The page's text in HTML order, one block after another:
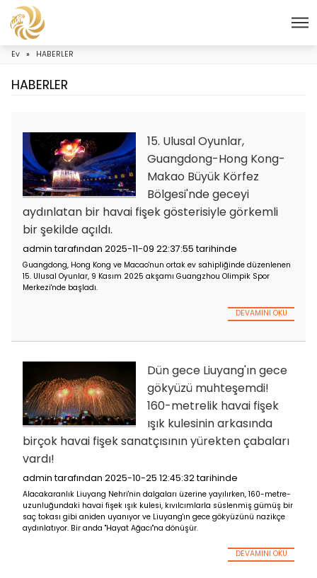
15. Ulusal Oyunlar,
Guangdong-Hong
Makao Büyük
Bölgesi'nde geceyi
aydınlatan bir havai fişek gösterisiyle
bir şekilde açıldı.
admin tarafından 2025-11-09 22:37:55 tarihinde
15. Ulusal Oyunlar, 9 Kasım 2025 akşamı Guangzhou Olimpik
Merkezi'nde başladı.
gökyüzü
160-metrelik havai
ışık kulesinin
birçok havai fişek sanatçısının yürekten